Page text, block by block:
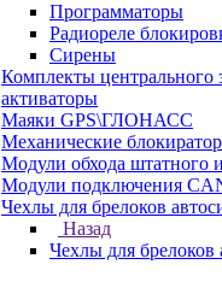
Программаторы
Радиореле
Сирены
Комплекты центрального
активаторы
Маяки GPS\ГЛОНАСС
Механические
Модули обхода штатного
Модули подключения
Чехлы для брелоков
Назад
Чехлы для брелоков